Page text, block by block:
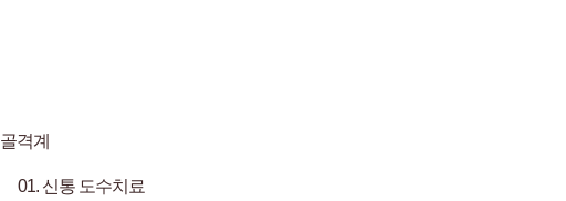
골격계
01. 신통 도수치료